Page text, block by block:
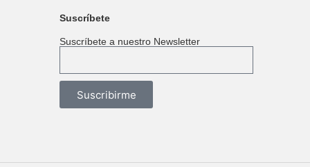
Suscríbete
Suscríbete a nuestro Newsletter
Suscribirme